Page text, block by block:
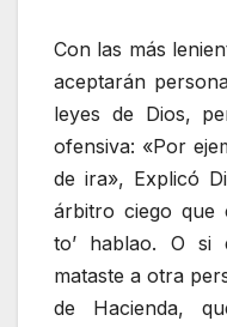
Con las más
aceptarán
leyes de Dios,
ofensiva: «Por
de ira», Explicó
árbitro ciego que
to’ hablao. O si
mataste a otra
de Hacienda,